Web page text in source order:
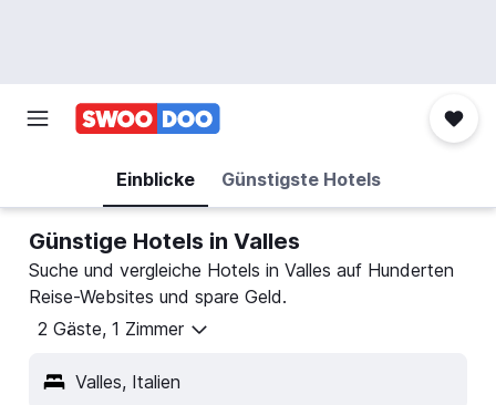
Einblicke Günstigste Hotels
Günstige Hotels in Valles
Suche und vergleiche Hotels in Valles auf Hunderten
Reise-Websites und spare Geld.
2 Gäste, 1 Zimmer
Valles, Italien